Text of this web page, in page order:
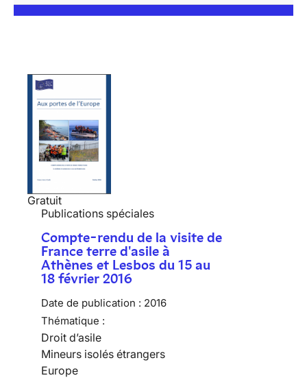
Gratuit
Publications spéciales
Compte-rendu de la visite de
France terre d'asile à
Athènes et Lesbos du 15 au
18 février 2016
Date de publication : 2016
Thématique :
Droit d’asile
Mineurs isolés étrangers
Europe